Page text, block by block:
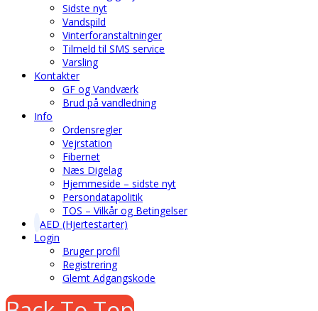
Sidste nyt
Vandspild
Vinterforanstaltninger
Tilmeld til SMS service
Varsling
Kontakter
GF og Vandværk
Brud på vandledning
Info
Ordensregler
Vejrstation
Fibernet
Næs Digelag
Hjemmeside – sidste nyt
Persondatapolitik
TOS – Vilkår og Betingelser
AED (Hjertestarter)
Login
Bruger profil
Registrering
Glemt Adgangskode